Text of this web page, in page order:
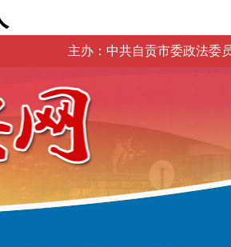
主办：中共自贡市委政法委